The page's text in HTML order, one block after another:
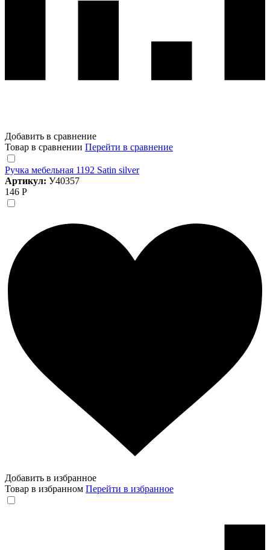
Добавить в сравнение
Товар в сравнении Перейти в сравнение
Ручка мебельная 1192 Satin silver
Артикул: У40357
146 Р
Добавить в избранное
Товар в избранном Перейти в избранное